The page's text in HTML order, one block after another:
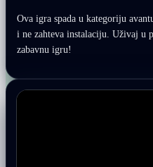
Ova igra spada u kategoriju
i ne zahteva instalaciju. Uživaj u
zabavnu igru!